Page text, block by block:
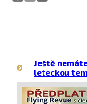
Ještě
leteckou